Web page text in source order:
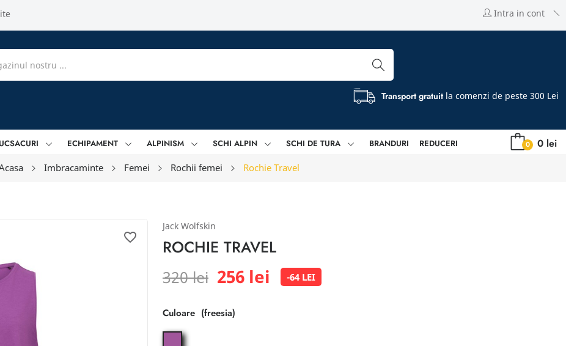
Intra in cont
Transport gratuit la comenzi de peste 300 Lei
ECHIPAMENT ALPINISM SCHI ALPIN SCHI DE TURA BRANDURI REDUCERI 0 lei
0
Imbracaminte Femei Rochii femei Rochie Travel
favorite_border
Jack Wolfskin
ROCHIE TRAVEL
320 lei 256 lei -64 LEI
Culoare
freesia